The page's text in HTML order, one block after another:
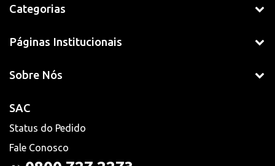
Categorias
Páginas Institucionais
Sobre Nós
SAC
Status do Pedido
Fale Conosco